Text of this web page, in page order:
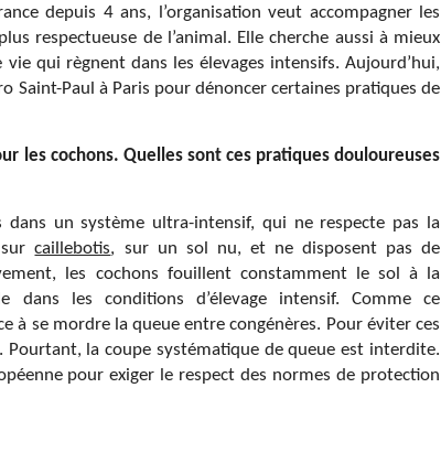
depuis 4 ans, l’organisation veut accompagner les
respectueuse de l’animal. Elle cherche aussi à mieux
qui règnent dans les élevages intensifs. Aujourd’hui,
Saint-Paul à Paris pour dénoncer certaines pratiques de
les cochons. Quelles sont ces pratiques douloureuses
dans un système ultra-intensif, qui ne respecte pas la
surcaillebotis, sur un sol nu, et ne disposent pas de
les cochons fouillent constamment le sol à la
les conditions d’élevage intensif. Comme ce
se mordre la queue entre congénères. Pour éviter ces
la coupe systématique de queue est interdite.
pour exiger le respect des normes de protection